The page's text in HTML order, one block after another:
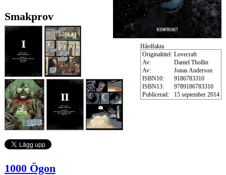
Hårdfakta
Originaltitel:
Lovecraft
Av:
Daniel Thollin
Av:
Jonas Anderson
ISBN10:
9186783310
ISBN13:
9789186783310
Publicerad:
15 september 2014
Smakprov
1000 Ögon